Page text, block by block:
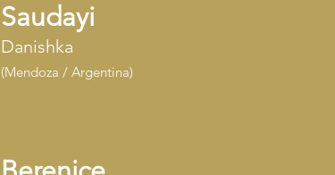
Saudayi
Danishka
(Mendoza / Argentina)